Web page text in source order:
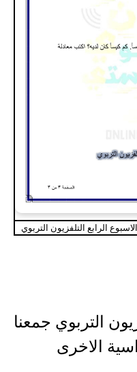
الرابع التلفزيون التربوي
التربوي جمعنا
الاخرى